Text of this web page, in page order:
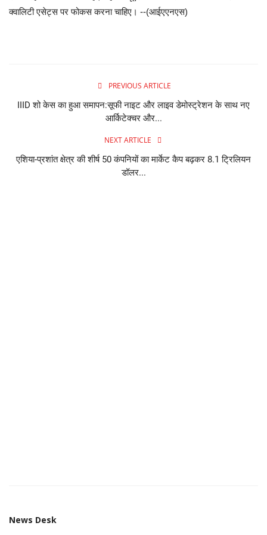
क्वालिटी एसेट्स पर फोकस करना चाहिए। --(आईएएनएस)
PREVIOUS ARTICLE
IIID शो केस का हुआ समापन:सूफी नाइट और लाइव डेमोस्ट्रेशन के साथ नए
आर्किटेक्चर और...
NEXT ARTICLE
एशिया-प्रशांत क्षेत्र की शीर्ष 50 कंपनियों का मार्केट कैप बढ़कर 8.1 ट्रिलियन
डॉलर...
News Desk